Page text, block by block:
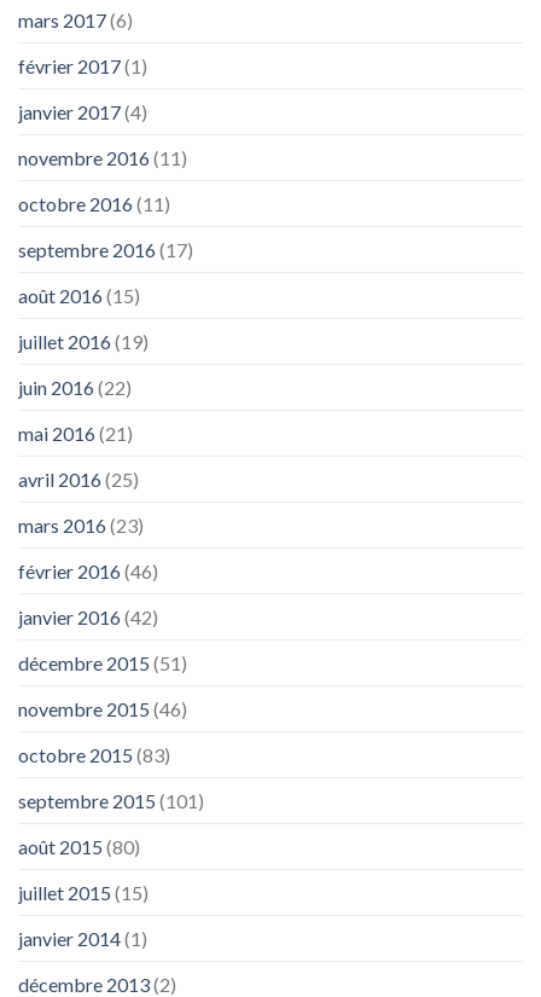
mars 2017(6)
février 2017(1)
janvier 2017(4)
novembre 2016(11)
octobre 2016(11)
septembre 2016(17)
août 2016(15)
juillet 2016(19)
juin 2016(22)
mai 2016(21)
avril 2016(25)
mars 2016(23)
février 2016(46)
janvier 2016(42)
décembre 2015 (51)
novembre 2015 (46)
octobre 2015 (83)
septembre 2015 (101)
août 2015 (80)
juillet 2015 (15)
janvier 2014(1)
décembre 2013(2)